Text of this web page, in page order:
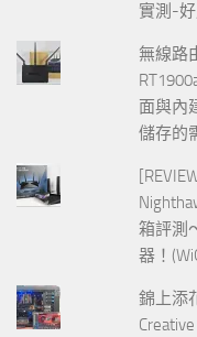
實測-
無線路
面與內
儲存的
箱評測
器！
錦上添